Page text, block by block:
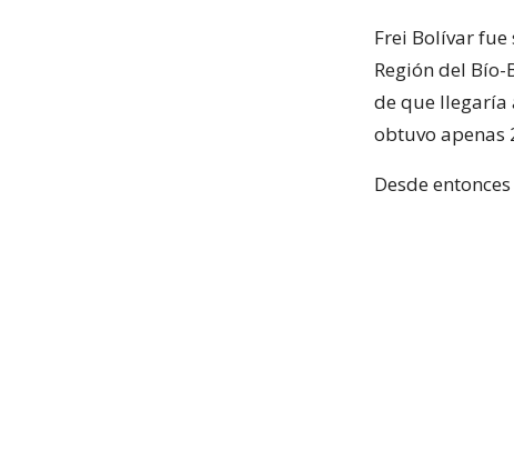
Frei Bolívar
Región del
de que llegaría
obtuvo apenas
Desde